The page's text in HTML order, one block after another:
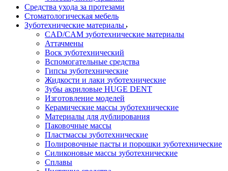
Средства ухода за протезами
Стоматологическая мебель
Зуботехнические материалы
CAD/CAM зуботехнические материалы
Аттачмены
Воск зуботехнический
Вспомогательные средства
Гипсы зуботехнические
Жидкости и лаки зуботехнические
Зубы акриловые HUGE DENT
Изготовление моделей
Керамические массы зуботехнические
Материалы для дублирования
Паковочные массы
Пластмассы зуботехнические
Полировочные пасты и порошки зуботехнические
Силиконовые массы зуботехнические
Сплавы